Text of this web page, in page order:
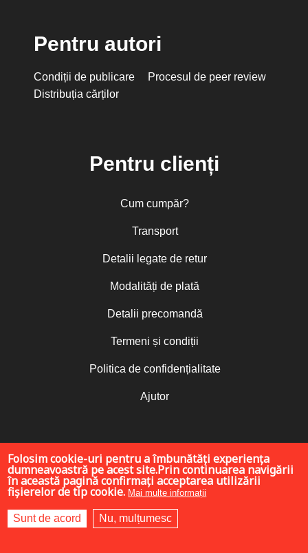
Pentru autori
Condiții de publicare
Procesul de peer review
Distribuția cărților
Pentru clienți
Cum cumpăr?
Transport
Detalii legate de retur
Modalități de plată
Detalii precomandă
Termeni și condiții
Politica de confidențialitate
Ajutor
Folosim cookie-uri pentru a îmbunătăți experiența
dumneavoastră pe acest site.Prin continuarea navigării
în această pagină confirmați acceptarea utilizării
fișierelor de tip cookie. Mai multe informații
Sunt de acord Nu, mulțumesc